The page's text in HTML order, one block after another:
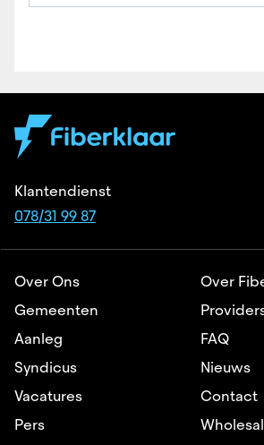
Klantendienst
078/31 99 87
Over Ons
Over
Gemeenten
Aanleg
FAQ
Syndicus
Nieuws
Vacatures
Contact
Pers